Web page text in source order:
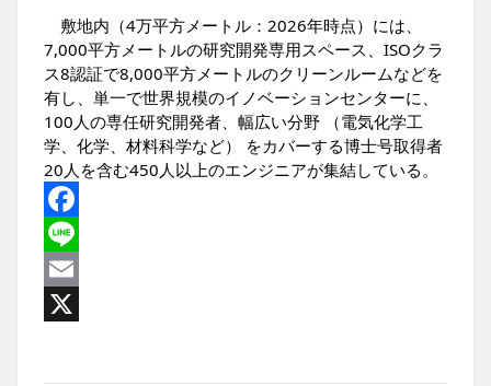
敷地内（4万平方メートル：2026年時点）には、
7,000平方メートルの研究開発専用スペース、ISOクラ
ス8認証で8,000平方メートルのクリーンルームなどを
有し、単一で世界規模のイノベーションセンターに、
100人の専任研究開発者、幅広い分野 （電気化学工
学、化学、材料科学など） をカバーする博士号取得者
20人を含む450人以上のエンジニアが集結している。
Facebook
Line
Email